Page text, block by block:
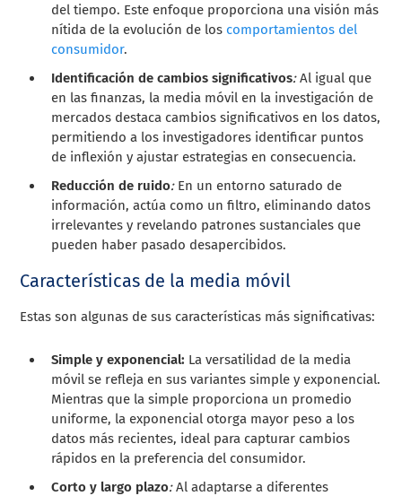
del tiempo. Este enfoque proporciona una visión más
nítida de la evolución de los comportamientos del
consumidor.
Identificación de cambios significativos:Al igual que
en las finanzas, la media móvil en la investigación de
mercados destaca cambios significativos en los datos,
permitiendo a los investigadores identificar puntos
de inflexión y ajustar estrategias en consecuencia.
Reducción de ruido:En un entorno saturado de
información, actúa como un filtro, eliminando datos
irrelevantes y revelando patrones sustanciales que
pueden haber pasado desapercibidos.
Características de la media móvil
Estas son algunas de sus características más significativas:
Simple y exponencial: La versatilidad de la media
móvil se refleja en sus variantes simple y exponencial.
Mientras que la simple proporciona un promedio
uniforme, la exponencial otorga mayor peso a los
datos más recientes, ideal para capturar cambios
rápidos en la preferencia del consumidor.
Corto y largo plazo:Al adaptarse a diferentes